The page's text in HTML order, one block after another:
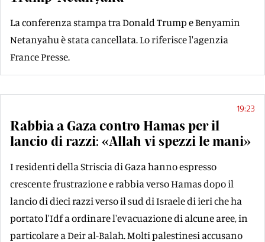
La conferenza stampa tra Donald Trump e Benyamin
Netanyahu è stata cancellata. Lo riferisce l'agenzia
France Presse.
19:23
Rabbia a Gaza contro Hamas per il
lancio di razzi: «Allah vi spezzi le mani»
I residenti della Striscia di Gaza hanno espresso
crescente frustrazione e rabbia verso Hamas dopo il
lancio di dieci razzi verso il sud di Israele di ieri che ha
portato l'Idf a ordinare l'evacuazione di alcune aree, in
particolare a Deir al-Balah. Molti palestinesi accusano